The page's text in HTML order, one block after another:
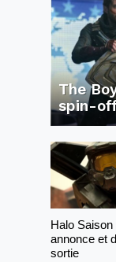
The
spin-
Halo
annonce et
sortie